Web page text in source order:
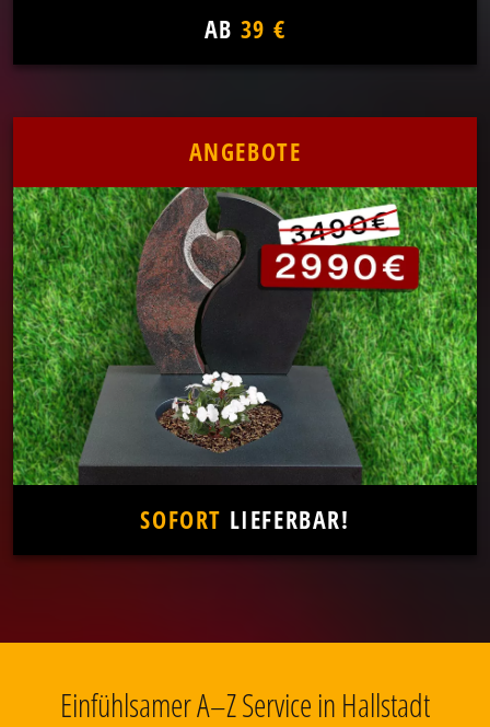
AB 39 €
ANGEBOTE
SOFORT LIEFERBAR!
Einfühlsamer A–Z Service in Hallstadt